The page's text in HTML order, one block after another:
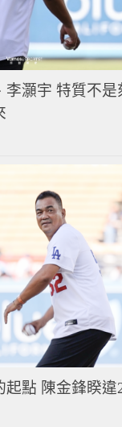
灝宇 特質不是
點 陳金鋒睽違